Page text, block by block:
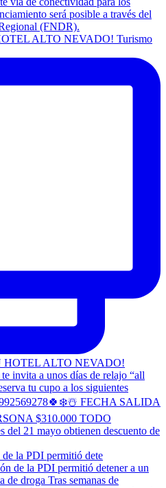
ALTO NEVADO! Turismo
la PDI permitió dete